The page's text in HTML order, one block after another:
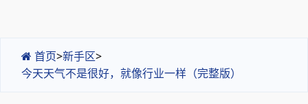
首页>新手区>
今天天气不是很好，就像行业一样（完整版）